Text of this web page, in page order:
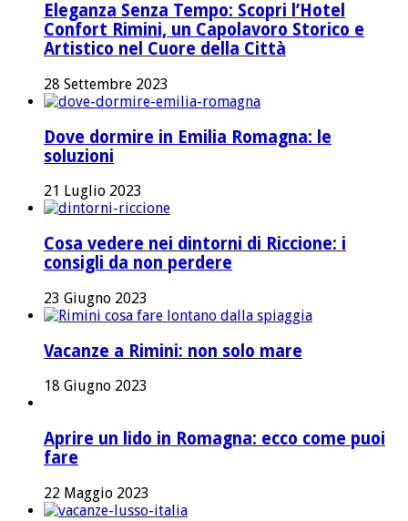
Eleganza Senza Tempo: Scopri l’Hotel
Confort Rimini, un Capolavoro Storico e
Artistico nel Cuore della Città
28 Settembre 2023
Dove dormire in Emilia Romagna: le
soluzioni
21 Luglio 2023
Cosa vedere nei dintorni di Riccione: i
consigli da non perdere
23 Giugno 2023
Vacanze a Rimini: non solo mare
18 Giugno 2023
Aprire un lido in Romagna: ecco come puoi
fare
22 Maggio 2023